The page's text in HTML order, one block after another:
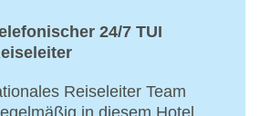
24/7 TUI
Reiseleiter Team